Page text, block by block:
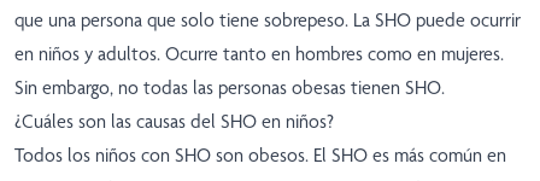
que una persona que solo tiene sobrepeso. La SHO puede ocurrir
en niños y adultos. Ocurre tanto en hombres como en mujeres.
Sin embargo, no todas las personas obesas tienen SHO.
¿Cuáles son las causas del SHO en niños?
Todos los niños con SHO son obesos. El SHO es más común en